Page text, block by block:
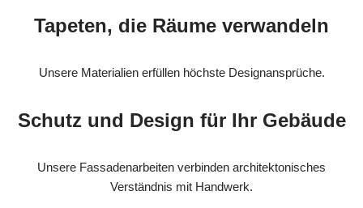
Tapeten, die Räume verwandeln
Unsere Materialien erfüllen höchste Designansprüche.
Schutz und Design für Ihr Gebäude
Unsere Fassadenarbeiten verbinden architektonisches
Verständnis mit Handwerk.